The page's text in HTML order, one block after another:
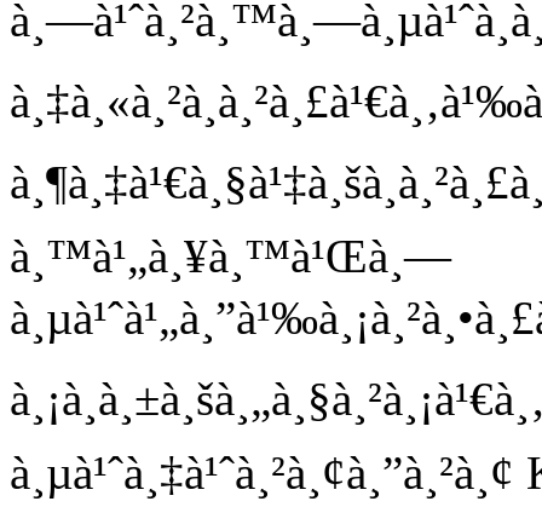
à¸™à¹„à¸¥à¸™à¹Œà¸—